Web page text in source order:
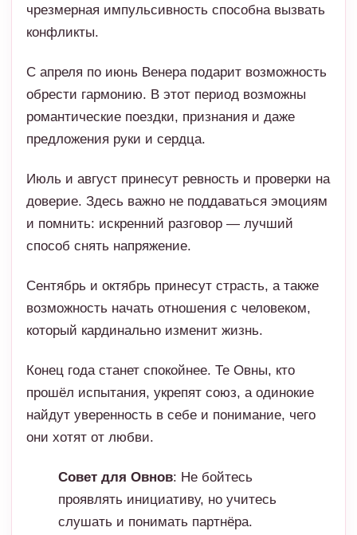
чрезмерная импульсивность способна вызвать
конфликты.
С апреля по июнь Венера подарит возможность
обрести гармонию. В этот период возможны
романтические поездки, признания и даже
предложения руки и сердца.
Июль и август принесут ревность и проверки на
доверие. Здесь важно не поддаваться эмоциям
и помнить: искренний разговор — лучший
способ снять напряжение.
Сентябрь и октябрь принесут страсть, а также
возможность начать отношения с человеком,
который кардинально изменит жизнь.
Конец года станет спокойнее. Те Овны, кто
прошёл испытания, укрепят союз, а одинокие
найдут уверенность в себе и понимание, чего
они хотят от любви.
Совет для Овнов: Не бойтесь
проявлять инициативу, но учитесь
слушать и понимать партнёра.